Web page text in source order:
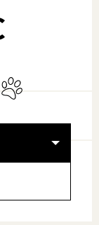
enfants / Espace
Animaux acceptés